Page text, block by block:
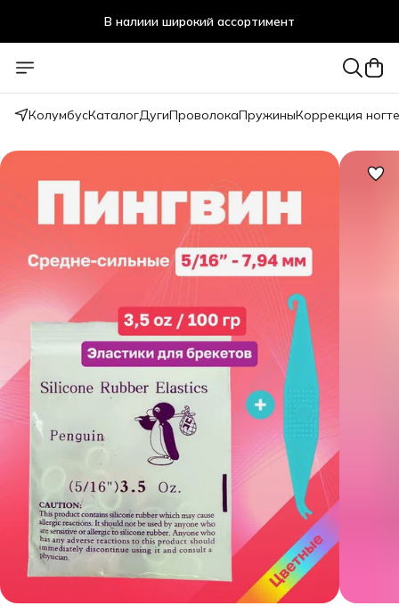
В налиии широкий ассортимент
Стоматологичечкие материалы оптом и в розницу
КолумбусКаталогДугиПроволокаПружиныКоррекция